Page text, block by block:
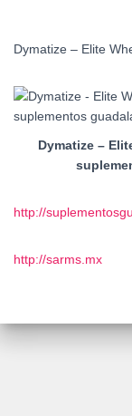
Dymatize – Elite
Dymatize –
http://
http://sarms.mx